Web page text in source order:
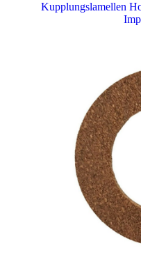
Kupplungslamellen